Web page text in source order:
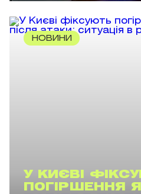
НОВИНИ
У КИЄВІ
ПОГІРШЕННЯ